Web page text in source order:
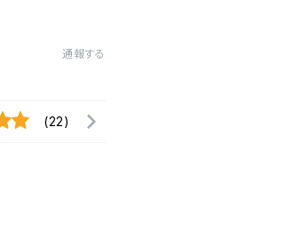
通報する
(22)